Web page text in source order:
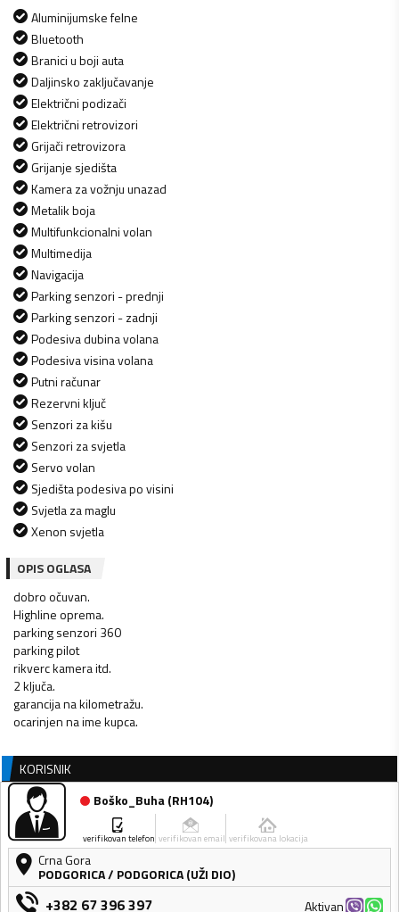
Aluminijumske felne
Bluetooth
Branici u boji auta
Daljinsko zaključavanje
Električni podizači
Električni retrovizori
Grijači retrovizora
Grijanje sjedišta
Kamera za vožnju unazad
Metalik boja
Multifunkcionalni volan
Multimedija
Navigacija
Parking senzori - prednji
Parking senzori - zadnji
Podesiva dubina volana
Podesiva visina volana
Putni računar
Rezervni ključ
Senzori za kišu
Senzori za svjetla
Servo volan
Sjedišta podesiva po visini
Svjetla za maglu
Xenon svjetla
OPIS OGLASA
dobro očuvan.
Highline oprema.
parking senzori 360
parking pilot
rikverc kamera itd.
2 ključa.
garancija na kilometražu.
ocarinjen na ime kupca.
KORISNIK
Boško_Buha(RH104)
verifikovan telefon verifikovan email verifikovana lokacija
Crna Gora
PODGORICA/ PODGORICA (UŽI DIO)
+382 67 396 397 Aktivan